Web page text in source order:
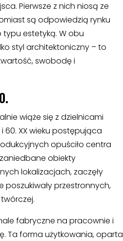
Pierwsze z nich niosą ze
są odpowiedzią rynku
estetyką. W obu
styl architektoniczny – to
swobodę i
wiąże się z dzielnicami
60. XX wieku postępująca
opuściło centra
obiekty
lokalizacjach, zaczęły
przestronnych,
fabryczne na pracownie i
Ta forma użytkowania, oparta